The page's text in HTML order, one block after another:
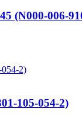
(N000-006-
105-054-2)